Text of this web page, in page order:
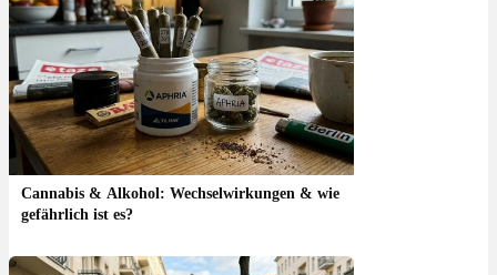
Cannabis & Alkohol: Wechselwirkungen & wie
gefährlich ist es?